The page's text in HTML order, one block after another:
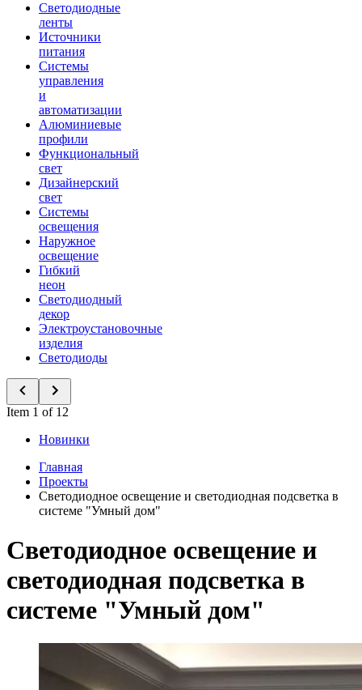
Светодиодные
ленты
Источники
питания
Системы
управления
и
автоматизации
Алюминиевые
профили
Функциональный
свет
Дизайнерский
свет
Системы
освещения
Наружное
освещение
Гибкий
неон
Светодиодный
декор
Электроустановочные
изделия
Светодиоды
Item 1 of 12
Новинки
Главная
Проекты
Светодиодное освещение и светодиодная подсветка в
системе "Умный дом"
Светодиодное освещение и
светодиодная подсветка в
системе "Умный дом"